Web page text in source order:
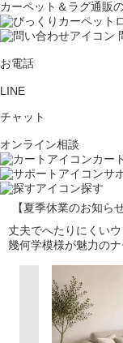
カーペット＆ラグ通販
お電話
LINE
チャット
オンライン相談
カート
サ
探す
【夏季休業のお知らせ
丈夫でへたりにくい
幾何学模様が魅力の